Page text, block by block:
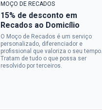
MOÇO DE RECADOS
15% de desconto em
Recados ao Domicílio
O Moço de Recados é um serviço
personalizado, diferenciador e
profissional que valoriza o seu tempo.
Tratam de tudo o que possa ser
resolvido por terceiros.